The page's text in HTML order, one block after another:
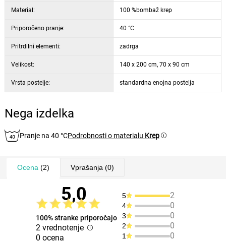
Material: 100 %bombaž krep
Priporočeno pranje: 40 °C
Pritrdilni elementi: zadrga
Velikost: 140 x 200 cm, 70 x 90 cm
Vrsta postelje: standardna enojna postelja
Nega izdelka
Pranje na 40 °CPodrobnosti o materialu Krep
Ocena (2) Vprašanja (0)
5,0
100% stranke priporočajo
2 vrednotenje
0 ocena
5 2
4 0
3 0
2 0
1 0